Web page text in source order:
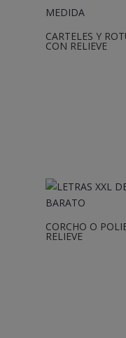
CARTELES Y
CON RELIEVE
CORCHO O
RELIEVE